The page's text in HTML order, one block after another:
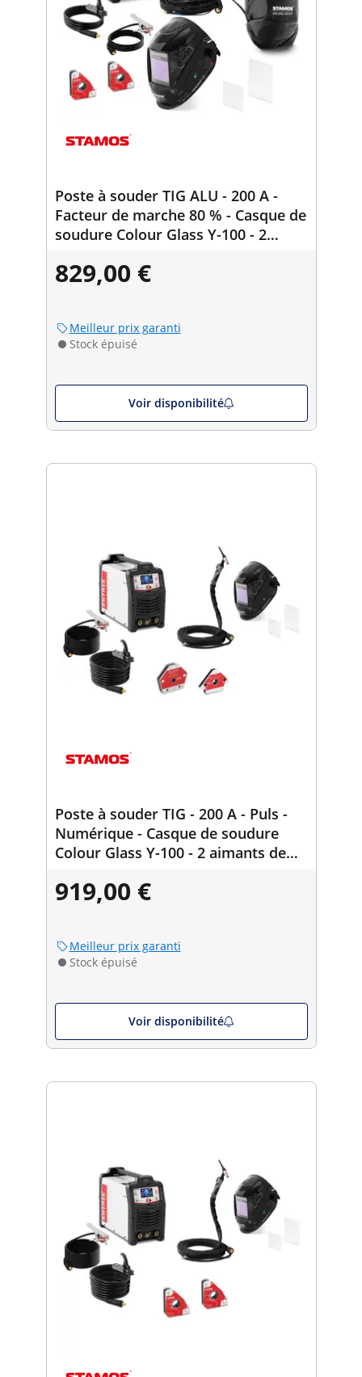
Poste à souder TIG ALU - 200 A -
Facteur de marche 80 % - Casque de
soudure Colour Glass Y-100 - 2
15 kg
829,00 €
Meilleur prix garanti
Stock épuisé
Voir disponibilité
Poste à souder TIG - 200 A - Puls -
Numérique - Casque de soudure
Colour Glass Y-100 - 2 aimants de
25 kg
919,00 €
Meilleur prix garanti
Stock épuisé
Voir disponibilité